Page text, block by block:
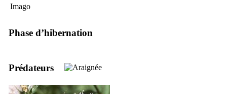
Imago
Phase d’hibernation
Prédateurs